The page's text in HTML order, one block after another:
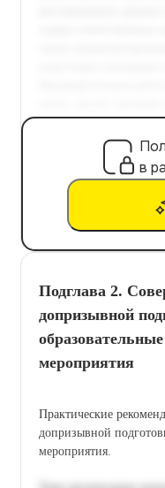
в
Подглава 2.
допризывной
мероприятия
Практические
допризывной
мероприятия.